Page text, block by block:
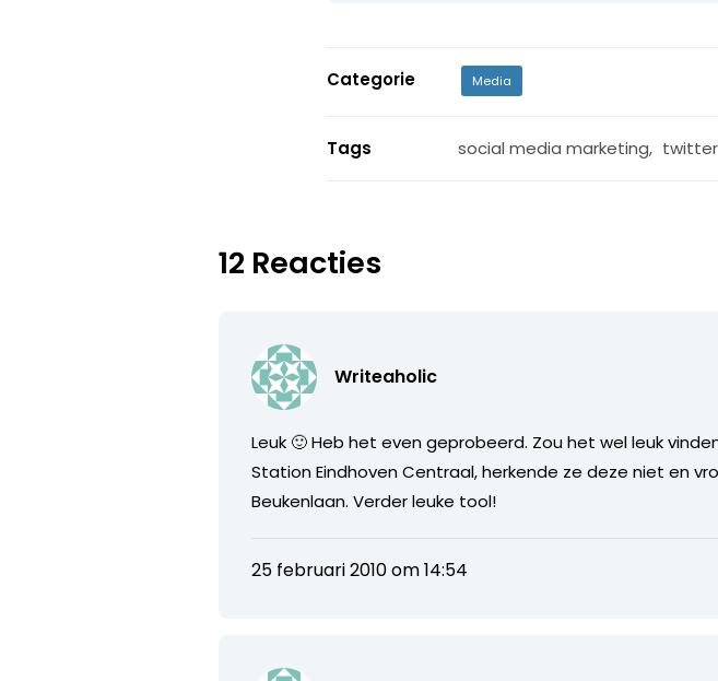
Categorie Media
Tags social media marketing, twitter
12 Reacties
Writeaholic
Leuk 🙂 Heb het even geprobeerd. Zou het wel leuk
Station Eindhoven Centraal, herkende ze deze niet en
Beukenlaan. Verder leuke tool!
25 februari 2010 om 14:54